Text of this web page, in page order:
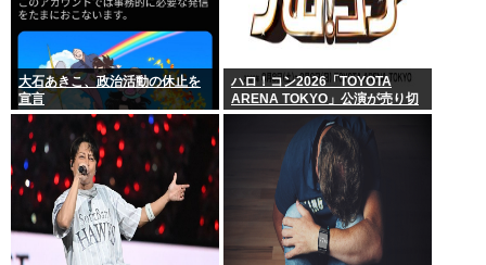
大石あきこ、政治活動の休止を
宣言
ハロ！コン2026「TOYOTA
ARENA TOKYO」公演が売り切
れない